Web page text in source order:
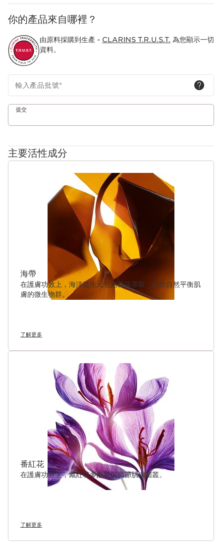
益生元，有助維持
肌膚菌叢的平衡狀態。
Clarins Plus
爽膚露配方輕盈舒適，為肌膚帶來無比清新的感受。
你的產品來自哪裡？
由原料採購到生產 - CLARINS T.R.U.S.T. 為您顯示一切
資料。
輸入產品批號*
提交
主要活性成分
海帶
在護膚功效上，海洋益生元包括褐藻萃取，有助自然平衡肌
膚的微生物群。
了解更多
番紅花
在護膚功效上，藏紅花多酚可以調節肌膚菌叢。
了解更多